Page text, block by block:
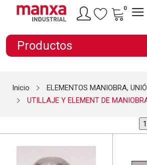
0
Productos
Inicio
ELEMENTOS MANIOBRA,
UTILLAJE Y ELEMENT DE
1